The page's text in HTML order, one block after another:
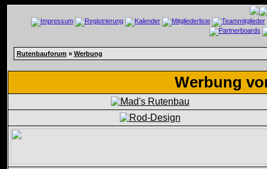
Rutenbauforum » Werbung
Werbung